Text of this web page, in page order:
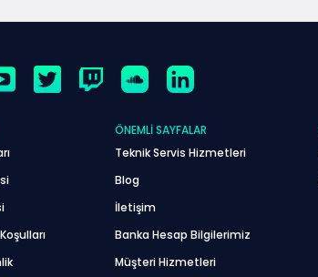
ÖNEMLI SAYFALAR
Teknik Servis Hizmetleri
Blog
İletişim
Banka Hesap Bilgilerimiz
Müşteri Hizmetleri